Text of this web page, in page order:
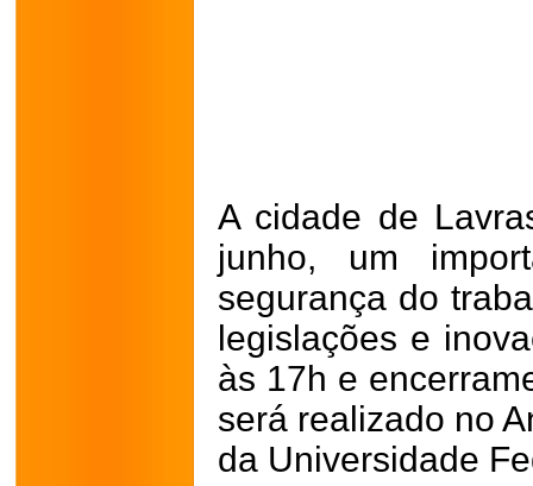
A cidade de
junho, um
segurança do
legislações e
às 17h e
será realizado no
da Universidade